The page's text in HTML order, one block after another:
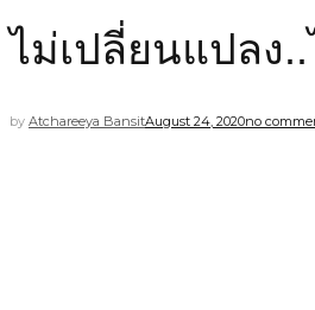
ไม่เปลี่ยนแปลง
by Atchareeya BansitAugust 24, 2020no